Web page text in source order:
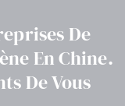
De
En Chine.
De Vous